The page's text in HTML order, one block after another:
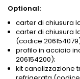
Optional:
carter di chiusura
carter di chiusura
(codice
profilo in acciaio
206154200);
kit canalizzazione